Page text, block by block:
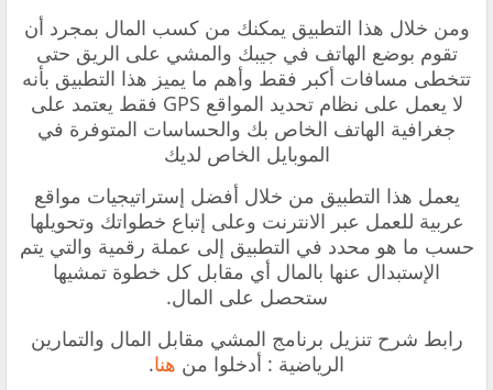
ومن خلال هذا التطبيق يمكنك من كسب المال بمجرد أن
تقوم بوضع الهاتف في جيبك والمشي على الريق حتى
تتخطى مسافات أكبر ‏فقط وأهم ما يميز هذا التطبيق بأنه
لا يعمل على نظام تحديد المواقع GPS فقط يعتمد على
جغرافية الهاتف الخاص بك والحساسات المتوفرة في
الموبايل الخاص لديك
يعمل هذا التطبيق من خلال أفضل إستراتيجيات مواقع
عربية للعمل عبر الانترنت وعلى إتباع خطواتك وتحويلها
حسب ما هو محدد في التطبيق إلى عملة رقمية والتي يتم
الإستبدال عنها بالمال أي مقابل كل خطوة تمشيها
ستحصل على المال.
رابط شرح تنزيل برنامج المشي مقابل المال والتمارين
الرياضية : أدخلوا من هنا.